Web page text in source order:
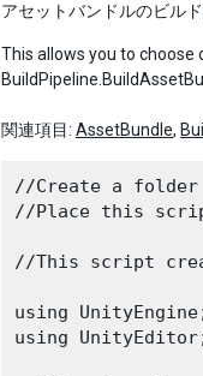
アセットバンドルのビルド
This allows you to
関連項目: AssetBundle,
//Create a
//Place this
//This script
using
using